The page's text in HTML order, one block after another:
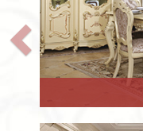
Количество
варьировать по
Двуспальная
San Giacomo
отличается
каркасу из
гармонично
интерьер.